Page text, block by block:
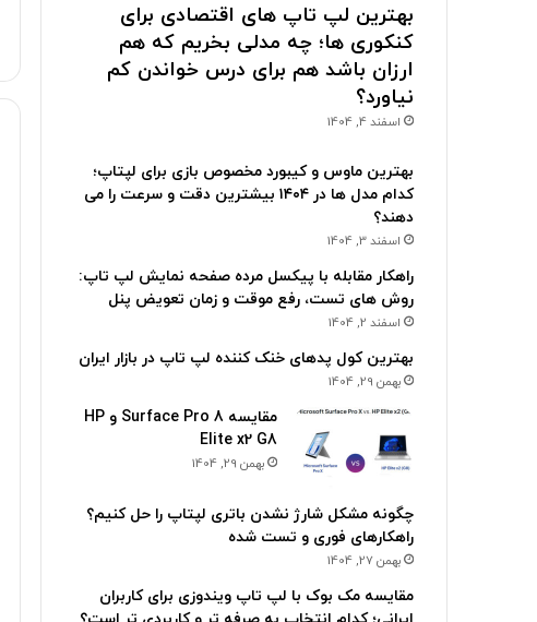
بهترین لپ تاپ های اقتصادی برای
کنکوری ها؛ چه مدلی بخریم که هم
ارزان باشد هم برای درس خواندن کم
نیاورد؟
اسفند 4, 1404
بهترین ماوس و کیبورد مخصوص بازی برای لپتاپ؛
کدام مدل ها در ۱۴۰۴ بیشترین دقت و سرعت را می
دهند؟
اسفند 3, 1404
راهکار مقابله با پیکسل مرده صفحه نمایش لپ تاپ:
روش های تست، رفع موقت و زمان تعویض پنل
اسفند 2, 1404
بهترین کول پدهای خنک کننده لپ تاپ در بازار ایران
بهمن 29, 1404
مقایسه Surface Pro 8 و HP
Elite x2 G8
بهمن 29, 1404
چگونه مشکل شارژ نشدن باتری لپتاپ را حل کنیم؟
راهکارهای فوری و تست شده
بهمن 27, 1404
مقایسه مک بوک با لپ تاپ ویندوزی برای کاربران